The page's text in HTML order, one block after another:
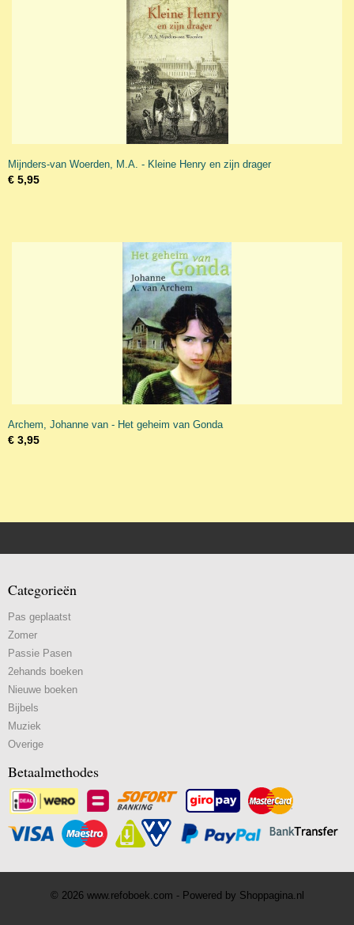
Mijnders-van Woerden, M.A. - Kleine Henry en zijn drager
€ 5,95
Archem, Johanne van - Het geheim van Gonda
€ 3,95
Categorieën
Pas geplaatst
Zomer
Passie Pasen
2ehands boeken
Nieuwe boeken
Bijbels
Muziek
Overige
Betaalmethodes
© 2026 www.refoboek.com - Powered by Shoppagina.nl